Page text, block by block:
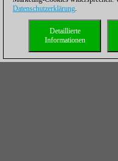
Datenschutzerklärung.
Detaillierte
Informationen